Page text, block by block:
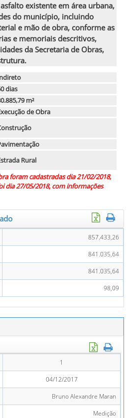
existente em área urbana,
do município, incluindo
e mão de obra, conforme as
e memoriais descritivos,
da Secretaria de Obras,
dias
m²
de Obra
Rural
foram cadastradas dia 21/02/2018,
dia 27/05/2018, com informações
857.433,26
841.035,64
841.035,64
98,09
1
04/12/2017
Bruno Alexandre Maran
Medição